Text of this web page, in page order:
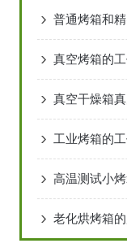
普通烤箱和
真空烤箱的
真空干燥箱
工业烤箱的
高温测试小
老化烘烤箱